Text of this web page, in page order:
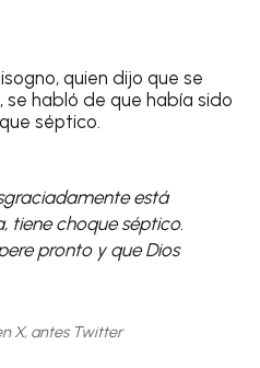
quien dijo que se
habló de que había sido
séptico.
está
tiene choque séptico.
pronto y que Dios
X, antes Twitter